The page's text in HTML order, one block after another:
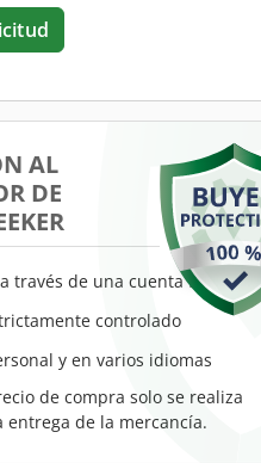
AL
DE
través de una cuenta
controlado
y en varios idiomas
de compra solo se realiza
entrega de la mercancía.